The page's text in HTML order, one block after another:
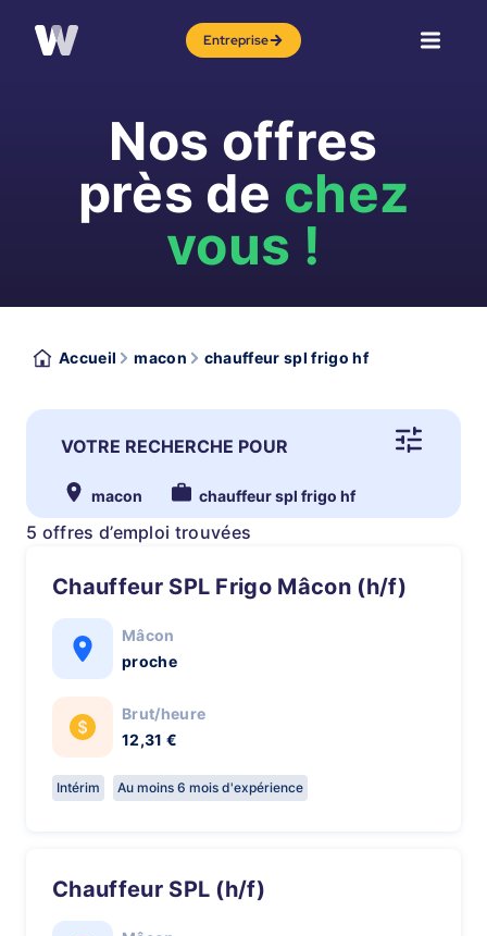
Entreprise
Nos offres
près de chez
vous !
Accueil macon chauffeur spl frigo hf
VOTRE RECHERCHE POUR
macon chauffeur spl frigo hf
5 offres d’emploi trouvées
Chauffeur SPL Frigo Mâcon (h/f)
Mâcon
proche
Brut/heure
12,31 €
Intérim Au moins 6 mois d'expérience
Chauffeur SPL (h/f)